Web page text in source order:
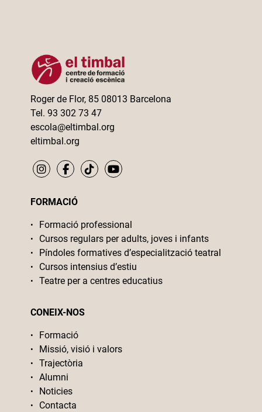
Roger de Flor, 85 08013 Barcelona
Tel. 93 302 73 47
escola@eltimbal.org
eltimbal.org
FORMACIÓ
Formació professional
Cursos regulars per adults, joves i infants
Píndoles formatives d’especialització teatral
Cursos intensius d’estiu
Teatre per a centres educatius
CONEIX-NOS
Formació
Missió, visió i valors
Trajectòria
Alumni
Noticies
Contacta